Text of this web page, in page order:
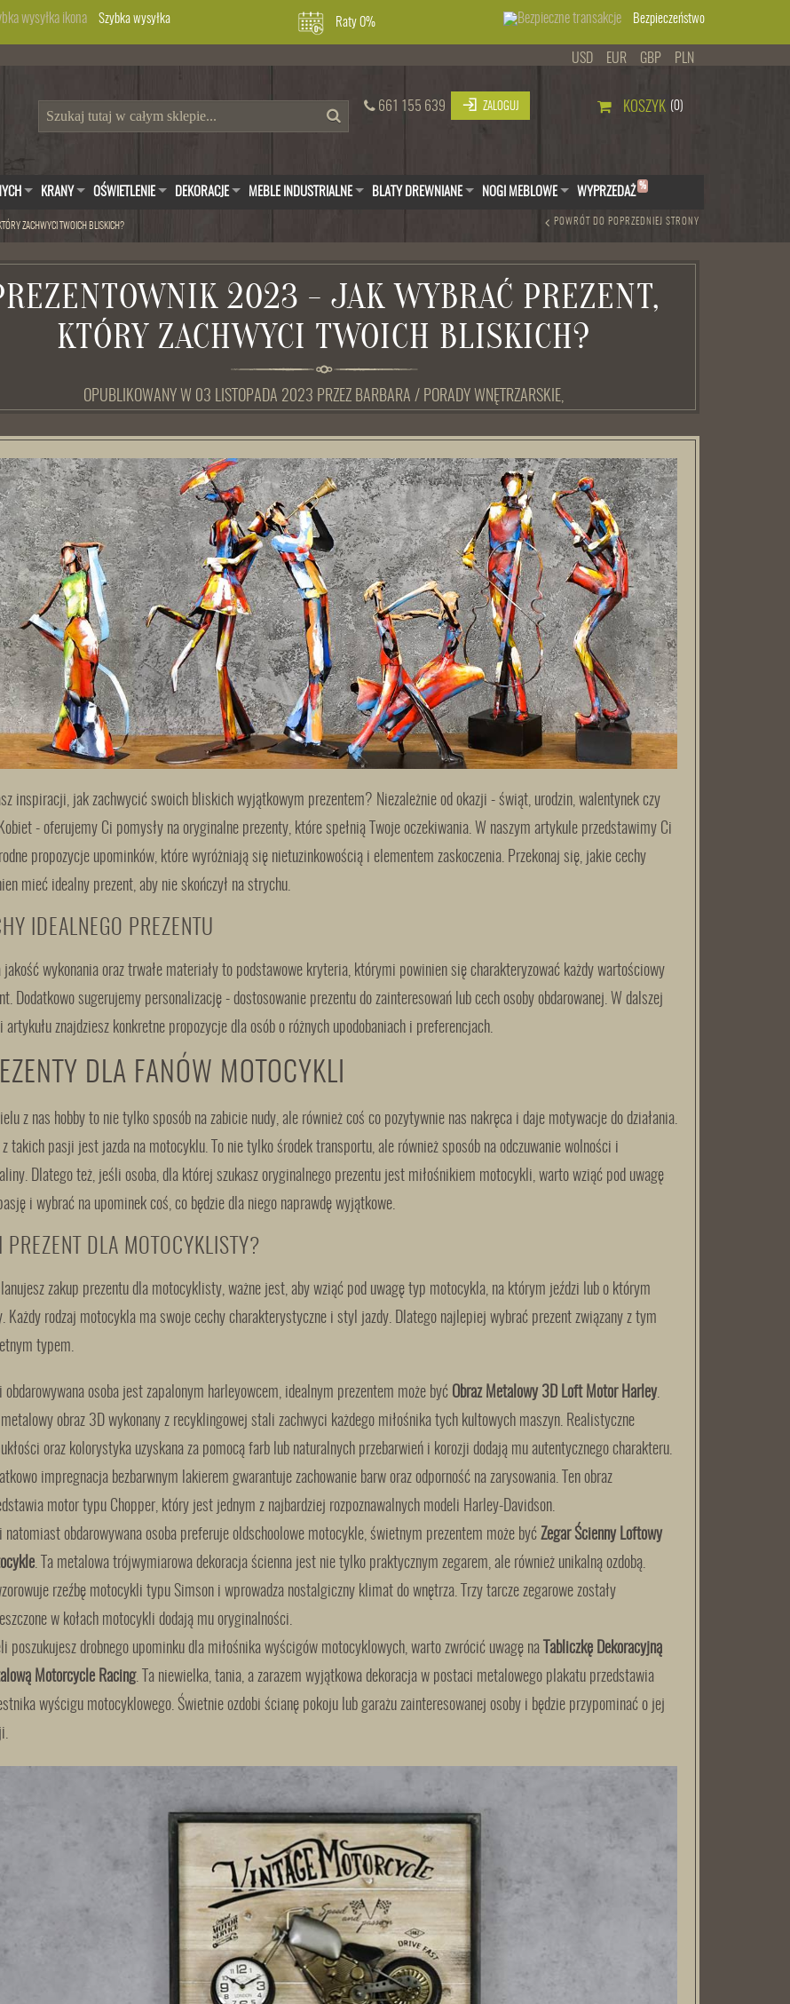
Szybka wysyłka Raty 0% Bezpieczeństwo
USD EUR GBP PLN
661 155 639 ZALOGUJ KOSZYK (0)
KRANY OŚWIETLENIE DEKORACJE MEBLE INDUSTRIALNE BLATY DREWNIANE NOGI MEBLOWE WYPRZEDAŻ %
ZACHWYCI TWOICH BLISKICH? POWRÓT DO POPRZEDNIEJ STRONY
2023 - JAK WYBRAĆ PREZENT,
KTÓRY ZACHWYCI TWOICH BLISKICH?
OPUBLIKOWANY W 03 LISTOPADA 2023 PRZEZ BARBARA / PORADY WNĘTRZARSKIE,
inspiracji, jak zachwycić swoich bliskich wyjątkowym prezentem? Niezależnie od okazji - świąt, urodzin, walentynek czy
- oferujemy Ci pomysły na oryginalne prezenty, które spełnią Twoje oczekiwania. W naszym artykule przedstawimy Ci
propozycje upominków, które wyróżniają się nietuzinkowością i elementem zaskoczenia. Przekonaj się, jakie cechy
mieć idealny prezent, aby nie skończył na strychu.
IDEALNEGO PREZENTU
jakość wykonania oraz trwałe materiały to podstawowe kryteria, którymi powinien się charakteryzować każdy wartościowy
Dodatkowo sugerujemy personalizację - dostosowanie prezentu do zainteresowań lub cech osoby obdarowanej. W dalszej
artykułu znajdziesz konkretne propozycje dla osób o różnych upodobaniach i preferencjach.
DLA FANÓW MOTOCYKLI
z nas hobby to nie tylko sposób na zabicie nudy, ale również coś co pozytywnie nas nakręca i daje motywacje do działania.
z takich pasji jest jazda na motocyklu. To nie tylko środek transportu, ale również sposób na odczuwanie wolności i
Dlatego też, jeśli osoba, dla której szukasz oryginalnego prezentu jest miłośnikiem motocykli, warto wziąć pod uwagę
i wybrać na upominek coś, co będzie dla niego naprawdę wyjątkowe.
PREZENT DLA MOTOCYKLISTY?
zakup prezentu dla motocyklisty, ważne jest, aby wziąć pod uwagę typ motocykla, na którym jeździ lub o którym
Każdy rodzaj motocykla ma swoje cechy charakterystyczne i styl jazdy. Dlatego najlepiej wybrać prezent związany z tym
typem.
obdarowywana osoba jest zapalonym harleyowcem, idealnym prezentem może być Obraz Metalowy 3D Loft Motor Harley.
metalowy obraz 3D wykonany z recyklingowej stali zachwyci każdego miłośnika tych kultowych maszyn. Realistyczne
oraz kolorystyka uzyskana za pomocą farb lub naturalnych przebarwień i korozji dodają mu autentycznego charakteru.
impregnacja bezbarwnym lakierem gwarantuje zachowanie barw oraz odporność na zarysowania. Ten obraz
motor typu Chopper, który jest jednym z najbardziej rozpoznawalnych modeli Harley-Davidson.
natomiast obdarowywana osoba preferuje oldschoolowe motocykle, świetnym prezentem może być Zegar Ścienny Loftowy
. Ta metalowa trójwymiarowa dekoracja ścienna jest nie tylko praktycznym zegarem, ale również unikalną ozdobą.
rzeźbę motocykli typu Simson i wprowadza nostalgiczny klimat do wnętrza. Trzy tarcze zegarowe zostały
w kołach motocykli dodają mu oryginalności.
poszukujesz drobnego upominku dla miłośnika wyścigów motocyklowych, warto zwrócić uwagę na
Tabliczkę Dekoracyjną
Motorcycle Racing. Ta niewielka, tania, a zarazem wyjątkowa dekoracja w postaci metalowego plakatu przedstawia
wyścigu motocyklowego. Świetnie ozdobi ścianę pokoju lub garażu zainteresowanej osoby i będzie przypominać o jej